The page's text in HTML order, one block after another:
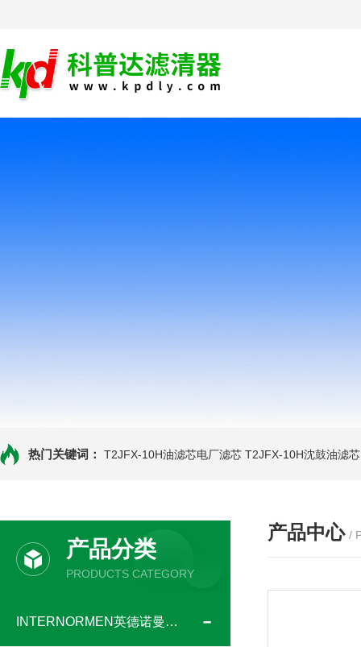
热门关键词： T2JFX-10H油滤芯电厂滤芯 T2JFX-10H沈鼓油滤芯
产品分类
PRODUCTS CATEGORY
INTERNORMEN英德诺曼滤芯
产品中心 /